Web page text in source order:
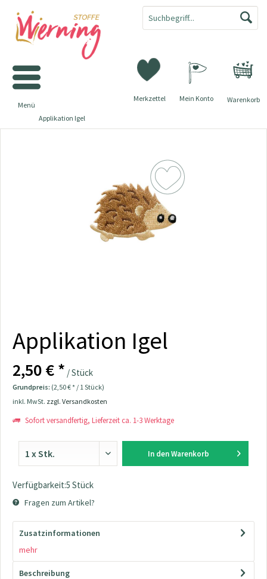
Warenkorb
Merkzettel Mein Konto
Menü
Applikation Igel
Applikation Igel
2,50 € * / Stück
Grundpreis: (2,50 € * / 1 Stück)
inkl. MwSt. zzgl. Versandkosten
Sofort versandfertig, Lieferzeit ca. 1-3 Werktage
In den Warenkorb
Verfügbarkeit:5 Stück
Fragen zum Artikel?
Zusatzinformationen
mehr
Beschreibung